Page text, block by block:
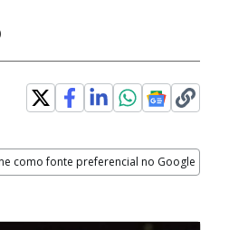
como fonte preferencial no Google